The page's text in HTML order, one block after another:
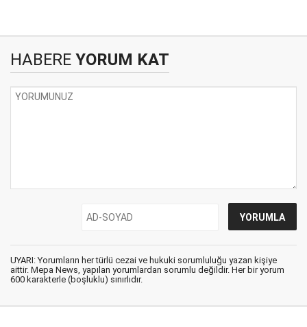
HABERE YORUM KAT
UYARI: Yorumların her türlü cezai ve hukuki sorumluluğu yazan kişiye
aittir. Mepa News, yapılan yorumlardan sorumlu değildir. Her bir yorum
600 karakterle (boşluklu) sınırlıdır.